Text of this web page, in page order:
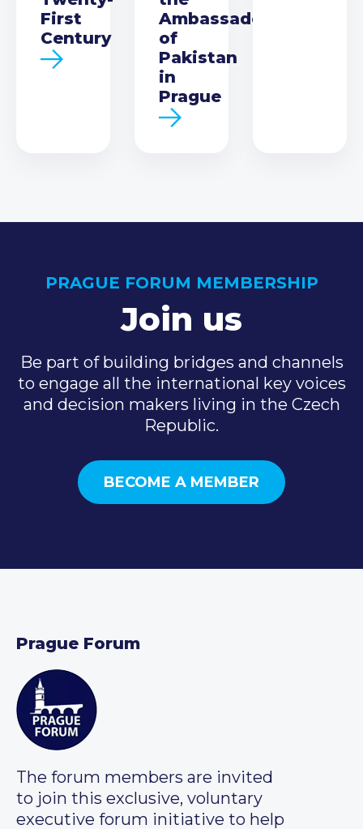
First
Century
Ambassador
of
Pakistan
in
Prague
PRAGUE FORUM MEMBERSHIP
Join us
Be part of building bridges and channels
to engage all the international key voices
and decision makers living in the Czech
Republic.
BECOME A MEMBER
Prague Forum
The forum members are invited
to join this exclusive, voluntary
executive forum initiative to help